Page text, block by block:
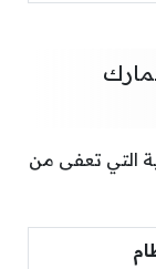
التي تعفى من